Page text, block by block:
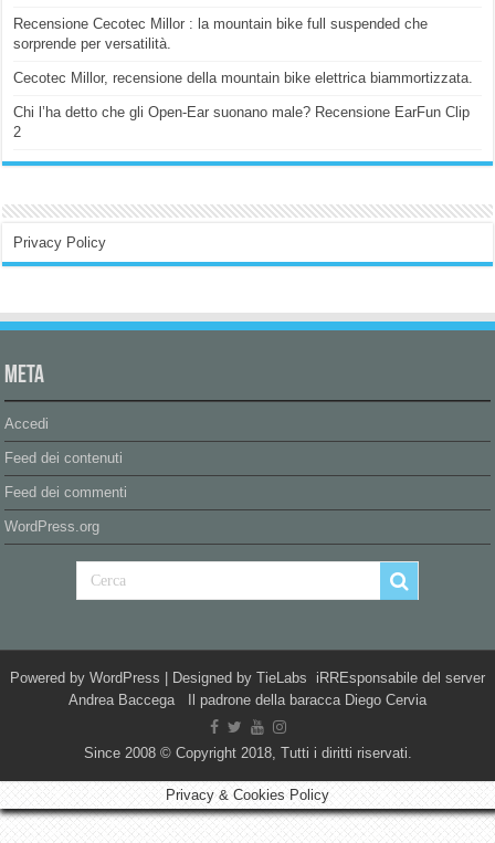
Recensione Cecotec Millor : la mountain bike full suspended che
sorprende per versatilità.
Cecotec Millor, recensione della mountain bike elettrica biammortizzata.
Chi l’ha detto che gli Open-Ear suonano male? Recensione EarFun Clip
2
Privacy Policy
Meta
Accedi
Feed dei contenuti
Feed dei commenti
WordPress.org
Powered by WordPress | Designed by TieLabs iRREsponsabile del server
Andrea Baccega Il padrone della baracca Diego Cervia
Since 2008 © Copyright 2018, Tutti i diritti riservati.
Privacy & Cookies Policy